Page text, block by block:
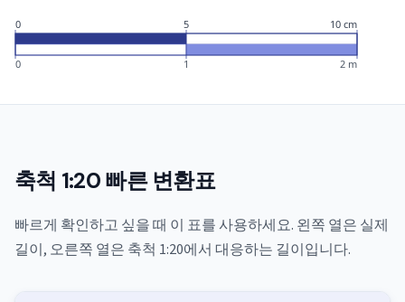
0
0
5
1
10 cm
2 m
축척 1:20 빠른 변환표
빠르게 확인하고 싶을 때 이 표를 사용하세요. 왼쪽 열은 실제
길이, 오른쪽 열은 축척 1:20에서 대응하는 길이입니다.